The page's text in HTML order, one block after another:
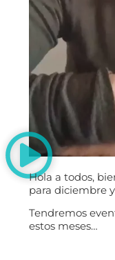
Hola a todos,
para diciembre
Tendremos
estos meses…